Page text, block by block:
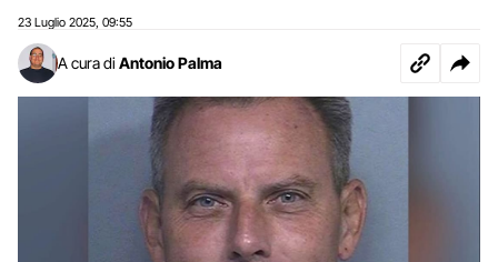
23 Luglio 2025 09:55
A cura di Antonio Palma